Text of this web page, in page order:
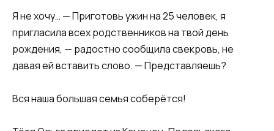
Я не хочу… — Приготовь ужин на 25 человек, я
пригласила всех родственников на твой день
рождения, — радостно сообщила свекровь, не
давая ей вставить слово. — Представляешь?
Вся наша большая семья соберётся!